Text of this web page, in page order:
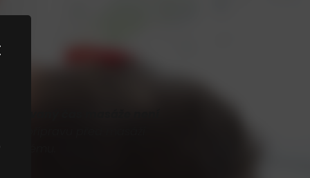
přípravu před masáží